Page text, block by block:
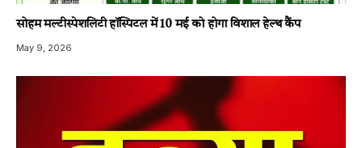
सोहम मल्टीस्पेशलिटी हॉस्पिटल में 10 मई को होगा विशाल हेल्थ कैंप
May 9, 2026